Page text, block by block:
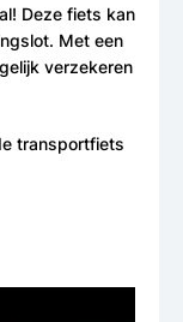
Deze fiets kan
Met een
verzekeren
transportfiets